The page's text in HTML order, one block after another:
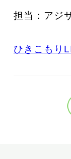
担当：アジ
ひきこもり